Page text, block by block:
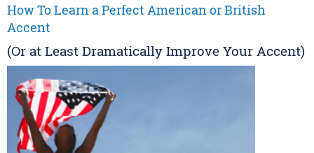
How To Learn a Perfect American or British
Accent
(Or at Least Dramatically Improve Your Accent)